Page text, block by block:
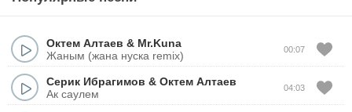
Октем Алтаев & Mr.Kuna
Жаным (жана нуска remix)
00:07
Серик Ибрагимов & Октем Алтаев
Ак саулем
04:03